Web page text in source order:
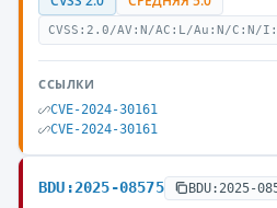
CVSS:2.0/AV:N/AC:L/Au:N/C:N/
ССЫЛКИ
CVE-2024-30161
CVE-2024-30161
BDU:2025-08575 BDU:2025-